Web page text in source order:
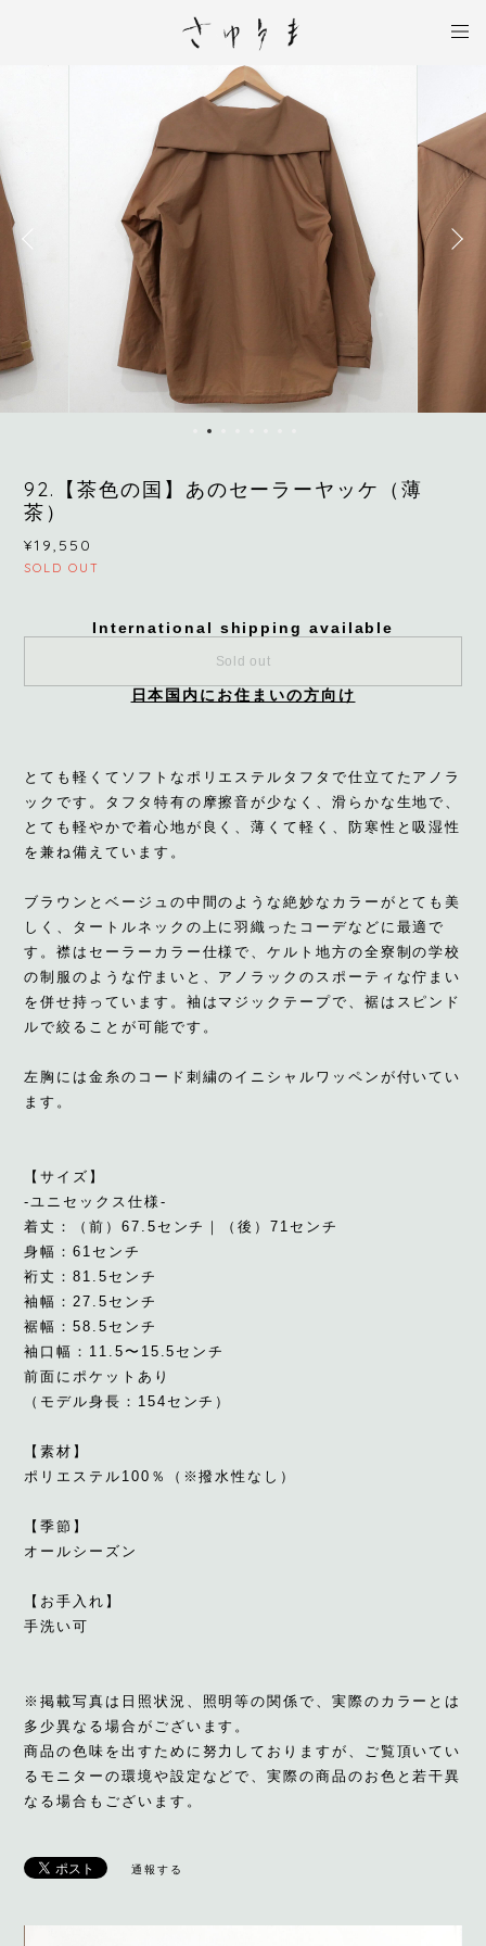
92.【茶色の国】あのセーラーヤッケ（薄
茶）
¥19,550
SOLD OUT
International shipping available
Sold out
日本国内にお住まいの方向け
とても軽くてソフトなポリエステルタフタで仕立てたアノラ
ックです。タフタ特有の摩擦音が少なく、滑らかな生地で、
とても軽やかで着心地が良く、薄くて軽く、防寒性と吸湿性
を兼ね備えています。
ブラウンとベージュの中間のような絶妙なカラーがとても美
しく、タートルネックの上に羽織ったコーデなどに最適で
す。襟はセーラーカラー仕様で、ケルト地方の全寮制の学校
の制服のような佇まいと、アノラックのスポーティな佇まい
を併せ持っています。袖はマジックテープで、裾はスピンド
ルで絞ることが可能です。
左胸には金糸のコード刺繍のイニシャルワッペンが付いてい
ます。
【サイズ】
-ユニセックス仕様-
着丈：（前）67.5センチ｜（後）71センチ
身幅：61センチ
裄丈：81.5センチ
袖幅：27.5センチ
裾幅：58.5センチ
袖口幅：11.5〜15.5センチ
前面にポケットあり
（モデル身長：154センチ）
【素材】
ポリエステル100％（※撥水性なし）
【季節】
オールシーズン
【お手入れ】
手洗い可
※掲載写真は日照状況、照明等の関係で、実際のカラーとは
多少異なる場合がございます。
商品の色味を出すために努力しておりますが、ご覧頂いてい
るモニターの環境や設定などで、実際の商品のお色と若干異
なる場合もございます。
通報する